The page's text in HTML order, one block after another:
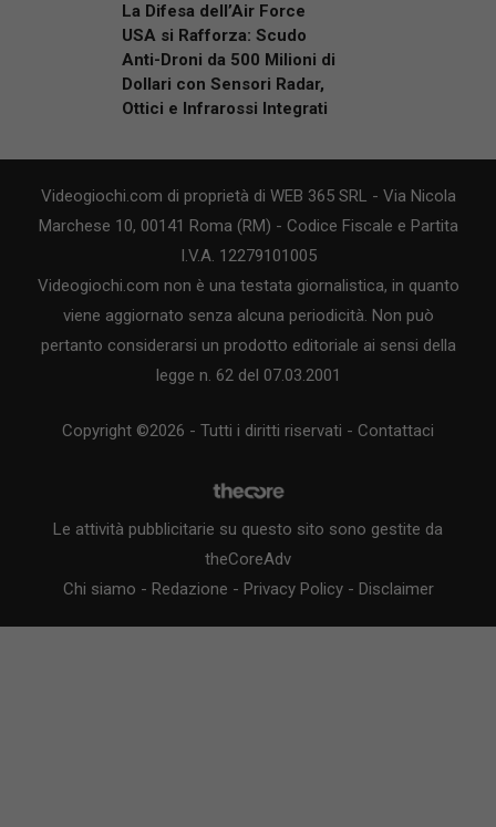
La Difesa dell’Air Force
USA si Rafforza: Scudo
Anti-Droni da 500 Milioni di
Dollari con Sensori Radar,
Ottici e Infrarossi Integrati
Videogiochi.com di proprietà di WEB 365 SRL - Via Nicola
Marchese 10, 00141 Roma (RM) - Codice Fiscale e Partita
I.V.A. 12279101005
Videogiochi.com non è una testata giornalistica, in quanto
viene aggiornato senza alcuna periodicità. Non può
pertanto considerarsi un prodotto editoriale ai sensi della
legge n. 62 del 07.03.2001
Copyright ©2026 - Tutti i diritti riservati - Contattaci
Le attività pubblicitarie su questo sito sono gestite da
theCoreAdv
Chi siamo - Redazione - Privacy Policy- Disclaimer